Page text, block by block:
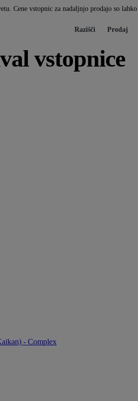
Cene vstopnic za nadaljnjo prodajo so
Razišči Prodaj
vstopnice
- Complex